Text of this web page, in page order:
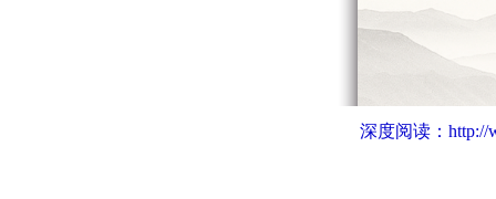
深度阅读： http://